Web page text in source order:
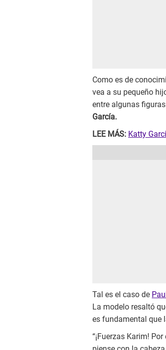
Como es de
vea a su pequeño
entre algunas
García.
LEE MÁS: Katty
Tal es el caso de
La modelo resaltó
es fundamental que
“¡Fuerzas Karim!